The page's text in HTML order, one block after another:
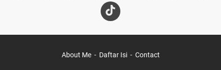
About Me Daftar Isi Contact